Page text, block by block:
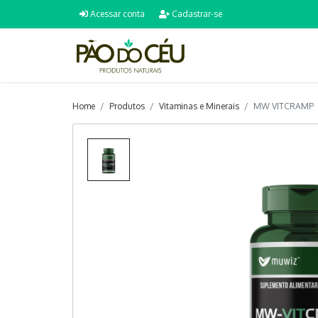
Acessar conta Cadastrar-se
Home Produtos Vitaminas e Minerais MW VITCRAMP